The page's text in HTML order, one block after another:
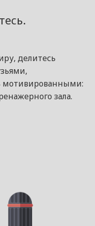
делитесь
мотивированными:
зала.